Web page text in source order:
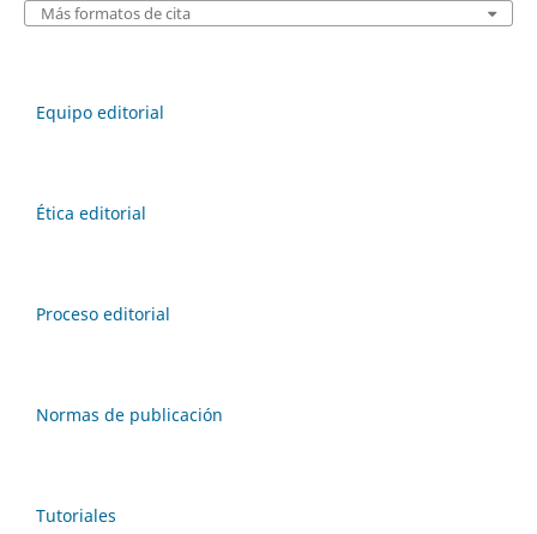
Más formatos de cita
Equipo editorial
Ética editorial
Proceso editorial
Normas de publicación
Tutoriales